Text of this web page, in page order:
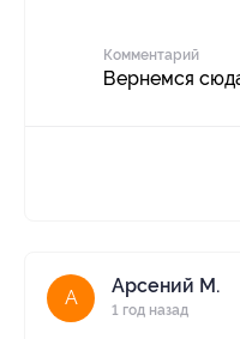
Комментарий
Вернемся
А
Арсений М.
1 год назад